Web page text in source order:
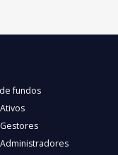
fundos